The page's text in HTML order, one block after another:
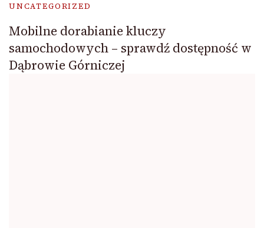
UNCATEGORIZED
Mobilne dorabianie kluczy
samochodowych – sprawdź dostępność w
Dąbrowie Górniczej